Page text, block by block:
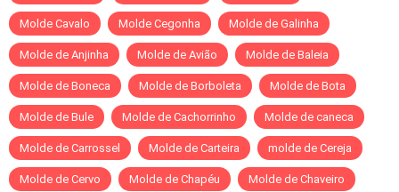
Molde Cavalo Molde Cegonha Molde de Galinha
Molde de Anjinha Molde de Avião Molde de Baleia
Molde de Boneca Molde de Borboleta Molde de Bota
Molde de Bule Molde de Cachorrinho Molde de caneca
Molde de Carrossel Molde de Carteira molde de Cereja
Molde de Cervo Molde de Chapéu Molde de Chaveiro